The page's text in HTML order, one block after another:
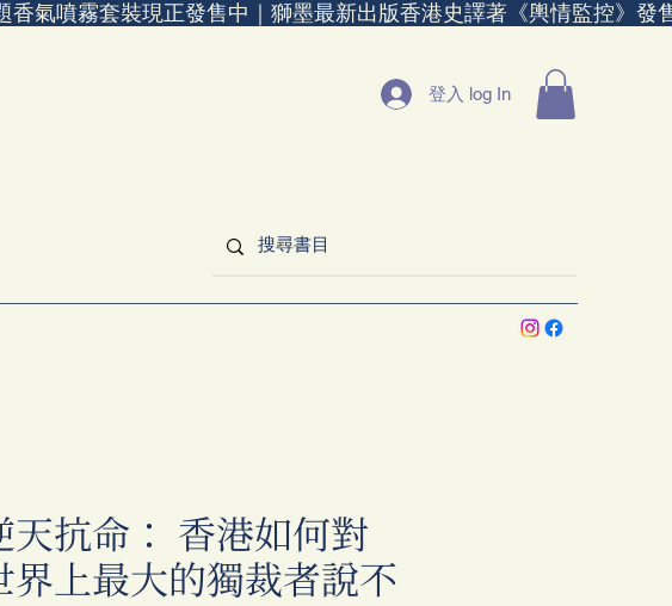
氣噴霧套裝現正發售中｜
登入 log In
天抗命： 香港如何對
界上最大的獨裁者說不